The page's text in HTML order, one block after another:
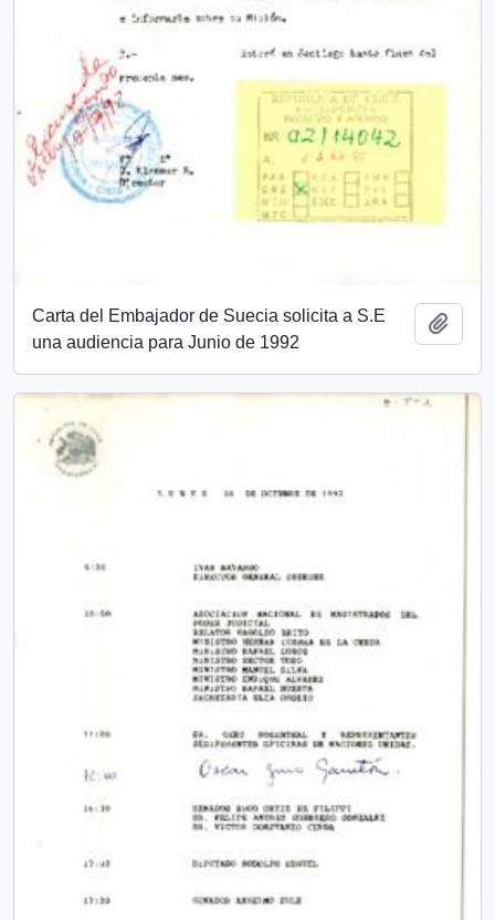
Carta del Embajador de Suecia solicita a S.E
una audiencia para Junio de 1992